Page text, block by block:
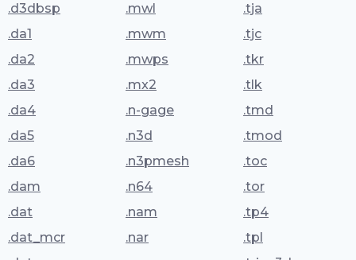
.d3dbsp
.da1
.da2
.da3
.da4
.da5
.da6
.dam
.dat
.dat_mcr
.mwl
.mwm
.mwps
.mx2
.n-gage
.n3d
.n3pmesh
.n64
.nam
.nar
.tja
.tjc
.tkr
.tlk
.tmd
.tmod
.toc
.tor
.tp4
.tpl